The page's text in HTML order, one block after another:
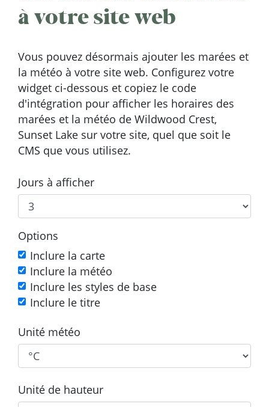
à votre site web
Vous pouvez désormais ajouter les marées et
la météo à votre site web. Configurez votre
widget ci-dessous et copiez le code
d'intégration pour afficher les horaires des
marées et la météo de Wildwood Crest,
Sunset Lake sur votre site, quel que soit le
CMS que vous utilisez.
Jours à afficher
Options
Inclure la carte
Inclure la météo
Inclure les styles de base
Inclure le titre
Unité météo
Unité de hauteur